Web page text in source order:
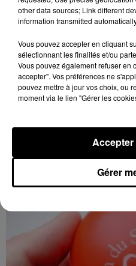
6 août 2026
GRENIERS DE LA
Dimanche 27 septembre,
et-Cher), ancien terrain
other data sources; Link different
information transmitted
Vous pouvez accepter en cliquant
sélectionnant les finalités et/ou
Vous pouvez également refuser en
accepter". Vos préférences ne
pouvez mettre à jour vos choix, ou
moment via le lien "Gérer les
Gérer
Accepter